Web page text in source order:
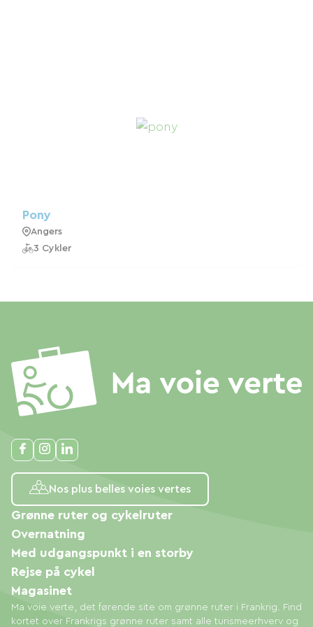
Pony
Angers
3 Cykler
Nos plus belles voies vertes
Ma voie verte, det førende site om grønne ruter i Frankrig. Find
kortet over Frankrigs grønne ruter samt alle turismeerhverv og
Grønne ruter og cykelruter
Overnatning
Med udgangspunkt i en storby
Rejse på cykel
Magasinet